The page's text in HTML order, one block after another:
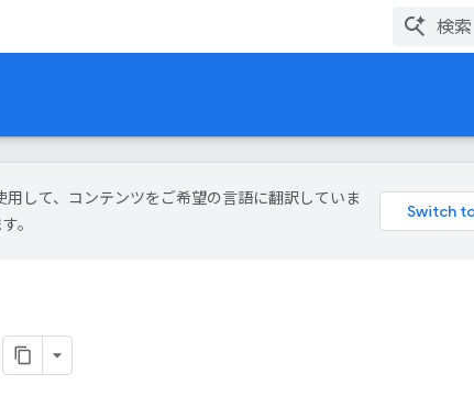
用して、コンテンツをご希望の言語に翻訳していま
。